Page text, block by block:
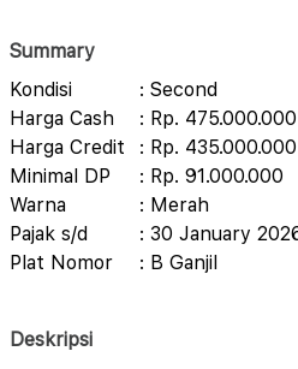
Summary
Kondisi
: Second
Harga Cash
: Rp. 475.000.000
Harga Credit
: Rp. 435.000.000
Minimal DP
: Rp. 91.000.000
Warna
: Merah
Pajak s/d
: 30 January
Plat Nomor
: B Ganjil
Deskripsi